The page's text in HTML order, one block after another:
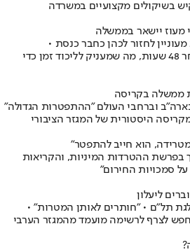
בשיקולים מקצועיים במשרדה
מעוז יישאר בממשלה
לחזור לכהן כחבר כנסת •
התפטרותו תיכנס לתוקף לאחר 48 שעות, מה שמעניק לליכוד זמן כדי
ממשלה בקריסה
מתרחשת בארה"ב וברחבי העולם "ההתפטרות הגדולה"
היסטורית של המגזר הציבורי
הוא חייב להתפטר"
בפרשת ההטרדות המיניות, והקריאות
על סמכויות החירום"
ליעלון
תל"ם • "חותרים לאותן המטרות" •
לצרף לרשימה מועמד מהמגזר הערבי